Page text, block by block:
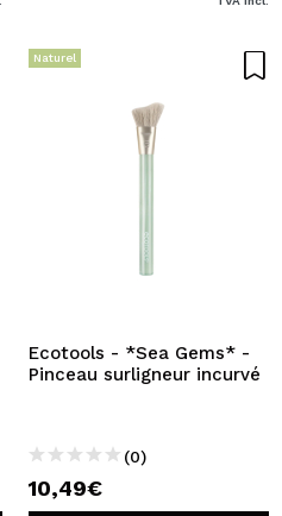
Naturel
Ecotools - *Sea Gems* -
Pinceau surligneur incurvé
(0)
10,49€